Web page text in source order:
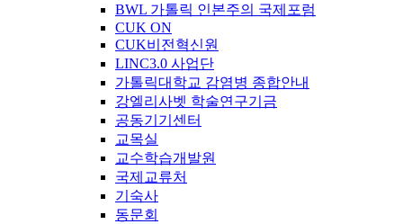
BWL 가톨릭 인본주의 국제포럼
CUK ON
CUK비전혁신원
LINC3.0 사업단
가톨릭대학교 감염병 종합안내
강엘리사벳 학술연구기금
공동기기센터
교목실
교수학습개발원
국제교류처
기숙사
동문회